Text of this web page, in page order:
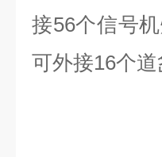
接56个信号
可外接16个